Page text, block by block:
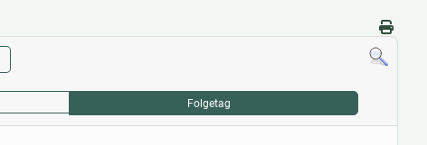
Folgetag